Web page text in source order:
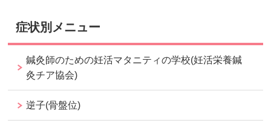
症状別メニュー
鍼灸師のための妊活マタニティの学校(妊活栄養鍼
灸チア協会)
逆子(骨盤位)